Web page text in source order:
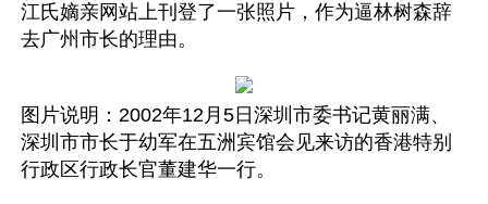
江氏嫡亲网站上刊登了一张照片，作为逼林树森辞
去广州市长的理由。
图片说明：2002年12月5日深圳市委书记黄丽满、
深圳市市长于幼军在五洲宾馆会见来访的香港特别
行政区行政长官董建华一行。